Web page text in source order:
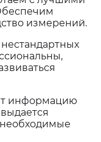
измерений.
информацию
необходимые